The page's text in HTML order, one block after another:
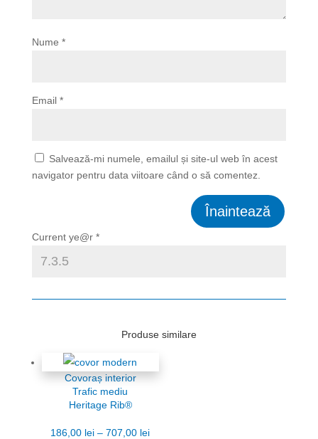
Nume *
Email *
Salvează-mi numele, emailul și site-ul web în acest
navigator pentru data viitoare când o să comentez.
Înaintează
Current ye@r *
Produse similare
Covoraș interior
Trafic mediu
Heritage Rib®
186,00 lei –707,00 lei